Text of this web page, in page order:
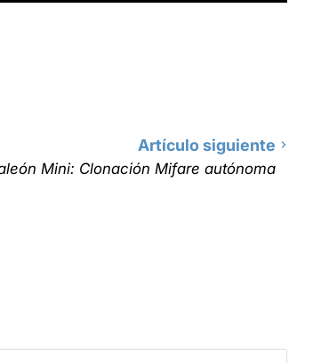
Artículo siguiente
Mini: Clonación Mifare autónoma